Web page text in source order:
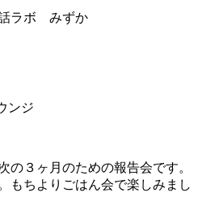
ラボ みずか
ンジ
の３ヶ月のための報告会です。
もちよりごはん会で楽しみまし